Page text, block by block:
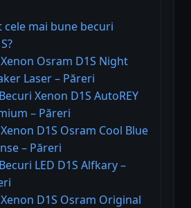
cele mai bune becuri
Osram D1S Night
Laser – Păreri
Xenon D1S AutoREY
– Păreri
D1S Osram Cool Blue
– Păreri
LED D1S Alfkary –
D1S Osram Original